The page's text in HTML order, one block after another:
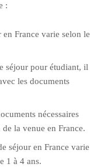
:
France varie selon le
séjour pour étudiant, il
les documents
nécessaires
la venue en France.
séjour en France varie
1 à 4 ans.